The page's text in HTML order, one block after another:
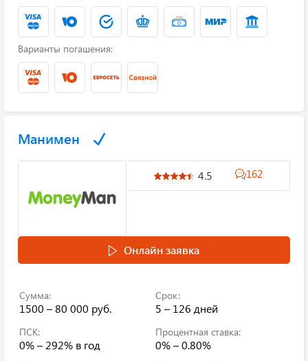
Варианты погашения:
Манимен
4.5 162
Онлайн заявка
Сумма:
1500 – 80 000 руб.
Срок:
5 – 126 дней
ПСК:
0% – 292% в год
Процентная ставка:
0% – 0.80%